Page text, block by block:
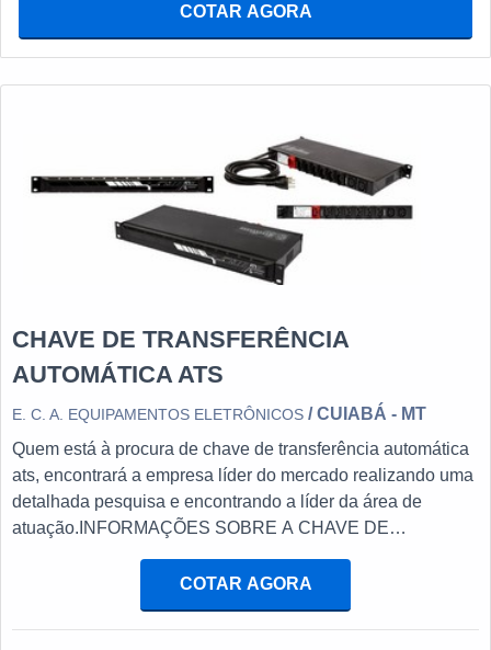
COTAR AGORA
CHAVE DE TRANSFERÊNCIA
AUTOMÁTICA ATS
E. C. A. EQUIPAMENTOS ELETRÔNICOS / CUIABÁ - MT
Quem está à procura de chave de transferência automática
ats, encontrará a empresa líder do mercado realizando uma
detalhada pesquisa e encontrando a líder da área de
atuação.INFORMAÇÕES SOBRE A CHAVE DE
TRANSFERÊNCIA AUTOMÁTICA ATSQuem procura por
chave de transferência automática ats em uma empresa
inovadora, acha o site da E. C. A. Equipamentos
Eletrônicos. Na companhia é possível encontrar
COTAR AGORA